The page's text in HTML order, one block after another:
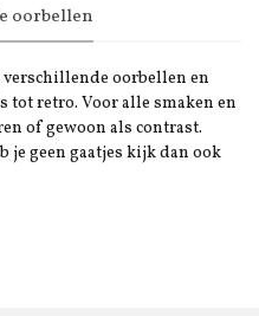
oorbellen
oorbellen en
retro. Voor alle smaken en
of gewoon als contrast.
je geen gaatjes kijk dan ook